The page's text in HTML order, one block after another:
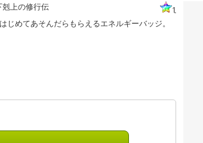
剋上の修行伝
1
じめてあそんだらもらえるエネルギーバッジ。